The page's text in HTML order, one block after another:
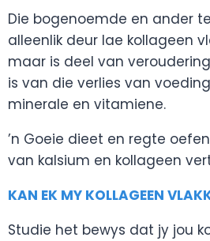
Die bogenoemde en ander
alleenlik deur lae kollageen
maar is deel van
is van die verlies van
minerale en vitamiene.
’n Goeie dieet en regte
van kalsium en kollageen
KAN EK MY KOLLAGEEN
Studie het bewys dat jy jou